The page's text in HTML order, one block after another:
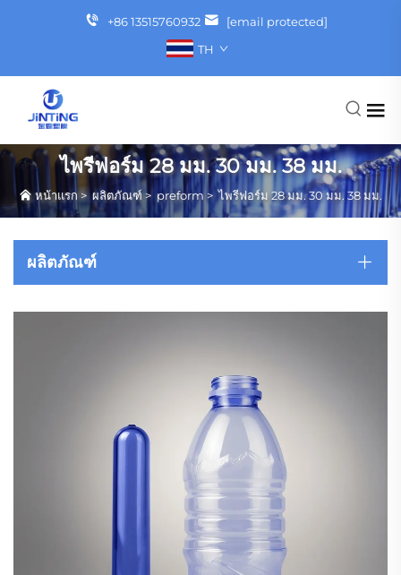
+86 13515760932
[email protected]
TH
ไพรีฟอร์ม 28 มม. 30 มม. 38 มม.
หน้าแรก>ผลิตภัณฑ์>preform >ไพรีฟอร์ม 28 มม. 30 มม. 38 มม.
ผลิตภัณฑ์